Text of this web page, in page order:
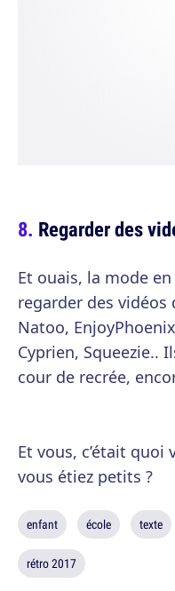
Regarder des
Et ouais, la mode
regarder des vidéos
Natoo,
Cyprien, Squeezie..
cour de recrée,
Et vous, c’était quoi
vous étiez petits ?
enfant école texte
rétro 2017